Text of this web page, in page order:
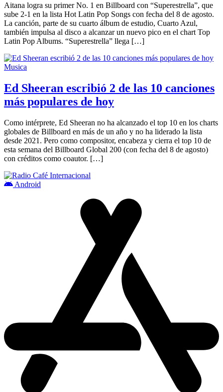
Aitana logra su primer No. 1 en Billboard con “Superestrella”, que
sube 2-1 en la lista Hot Latin Pop Songs con fecha del 8 de agosto.
La canción, parte de su cuarto álbum de estudio, Cuarto Azul,
también impulsa al disco a alcanzar un nuevo pico en el chart Top
Latin Pop Albums. “Superestrella” llega […]
Musica
Ed Sheeran escribió 2 de las 10 canciones
más populares de hoy
Como intérprete, Ed Sheeran no ha alcanzado el top 10 en los charts
globales de Billboard en más de un año y no ha liderado la lista
desde 2021. Pero como compositor, encabeza y cierra el top 10 de
esta semana del Billboard Global 200 (con fecha del 8 de agosto)
con créditos como coautor. […]
Android